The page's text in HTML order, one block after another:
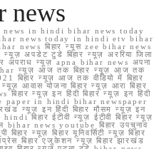
news
in hindi bihar news today
news today in hindi etv bihar
news बिहार न्यूस zee bihar news
अपडेट टुडे बिहार न्यूज़ अररिया जिला
अपराध न्यूज़ apna bihar news अपना
न्यूज़ आज तक बिहार न्यूज़ आज तक
बिहार न्यूज़ आज तक वीडियो में बिहार
आवास योजना बिहार न्यूज़ आरा बिहार
न्यूज़ इन हिंदी बिहार न्यूज़ इन हिंदी
e paper in hindi bihar newspaper
न्यूज़ इन हिंदी बिहार मौसम न्यूज़ इन
बिहार ईटीवी न्यूज़ ईटीवी बिहार न्यूज़
bihar news youtube बिहार उपचुनाव
न्यूज़ बिहार यूनिवर्सिटी न्यूज़ बिहार
बिहार एजुकेशन न्यूज़ बिहार झारखंड